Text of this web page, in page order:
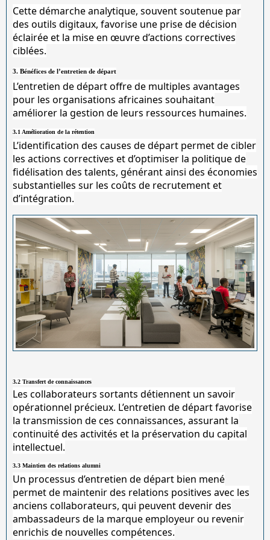
Cette démarche analytique, souvent soutenue par
des outils digitaux, favorise une prise de décision
éclairée et la mise en œuvre d’actions correctives
ciblées.
3. Bénéfices de l’entretien de départ
L’entretien de départ offre de multiples avantages
pour les organisations africaines souhaitant
améliorer la gestion de leurs ressources humaines.
3.1 Amélioration de la rétention
L’identification des causes de départ permet de cibler
les actions correctives et d’optimiser la politique de
fidélisation des talents, générant ainsi des économies
substantielles sur les coûts de recrutement et
d’intégration.
3.2 Transfert de connaissances
Les collaborateurs sortants détiennent un savoir
opérationnel précieux. L’entretien de départ favorise
la transmission de ces connaissances, assurant la
continuité des activités et la préservation du capital
intellectuel.
3.3 Maintien des relations alumni
Un processus d’entretien de départ bien mené
permet de maintenir des relations positives avec les
anciens collaborateurs, qui peuvent devenir des
ambassadeurs de la marque employeur ou revenir
enrichis de nouvelles compétences.